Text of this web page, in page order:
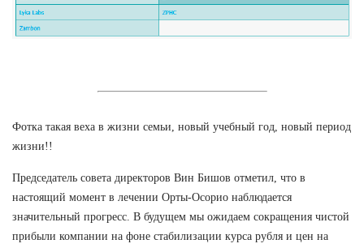
Фотка такая веха в жизни семьи, новый учебный год, новый период
жизни!!
Председатель совета директоров Вин Бишов отметил, что в
настоящий момент в лечении Орты-Осорио наблюдается
значительный прогресс. В будущем мы ожидаем сокращения чистой
прибыли компании на фоне стабилизации курса рубля и цен на